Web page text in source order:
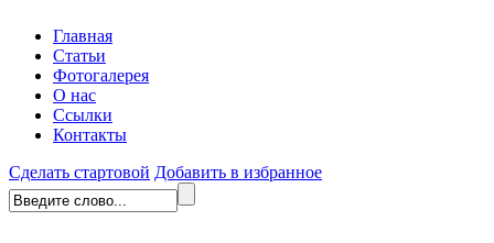
Главная
Статьи
Фотогалерея
О нас
Ссылки
Контакты
Сделать стартовой Добавить в избранное